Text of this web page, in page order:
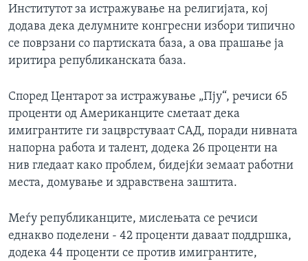
Институтот за истражување на религијата, кој
додава дека делумните конгресни избори типично
се поврзани со партиската база, а ова прашање ја
иритира републиканската база.
Според Центарот за истражување „Пју“, речиси 65
проценти од Американците сметаат дека
имигрантите ги зацврстуваат САД, поради нивната
напорна работа и талент, додека 26 проценти на
нив гледаат како проблем, бидејќи земаат работни
места, домување и здравствена заштита.
Меѓу републиканците, мислењата се речиси
еднакво поделени - 42 проценти даваат поддршка,
додека 44 проценти се против имигрантите,